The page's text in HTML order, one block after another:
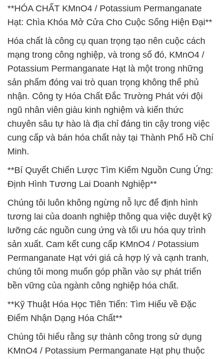
**HÓA CHẤT KMnO4 / Potassium Permanganate
Hạt: Chìa Khóa Mở Cửa Cho Cuộc Sống Hiện Đại**
Hóa chất là công cụ quan trọng tạo nên cuộc cách
mạng trong công nghiệp, và trong số đó, KMnO4 /
Potassium Permanganate Hạt là một trong những
sản phẩm đóng vai trò quan trọng không thể phủ
nhận. Công ty Hóa Chất Đắc Trường Phát với đội
ngũ nhân viên giàu kinh nghiệm và kiến thức
chuyên sâu tự hào là địa chỉ đáng tin cậy trong việc
cung cấp và bán hóa chất này tại Thành Phố Hồ Chí
Minh.
**Bí Quyết Chiến Lược Tìm Kiếm Nguồn Cung Ứng:
Định Hình Tương Lai Doanh Nghiệp**
Chúng tôi luôn không ngừng nỗ lực để định hình
tương lai của doanh nghiệp thông qua việc duyệt kỹ
lưỡng các nguồn cung ứng và tối ưu hóa quy trình
sản xuất. Cam kết cung cấp KMnO4 / Potassium
Permanganate Hạt với giá cả hợp lý và cạnh tranh,
chúng tôi mong muốn góp phần vào sự phát triển
bền vững của ngành công nghiệp hóa chất.
**Kỹ Thuật Hóa Học Tiên Tiến: Tìm Hiểu về Đặc
Điểm Nhận Dạng Hóa Chất**
Chúng tôi hiểu rằng sự thành công trong sử dụng
KMnO4 / Potassium Permanganate Hạt phụ thuộc